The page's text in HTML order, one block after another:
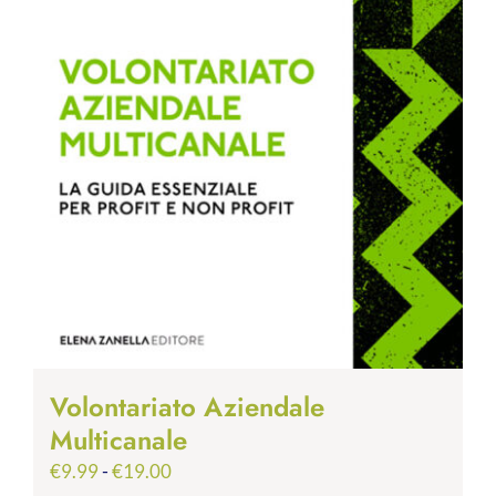
Volontariato Aziendale
Multicanale
€9.99-€19.00Fascia